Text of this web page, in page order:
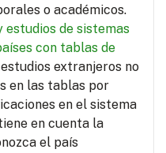
o académicos.
estudios de sistemas
con tablas de
extranjeros no
en las tablas por
en el sistema
en cuenta la
el país